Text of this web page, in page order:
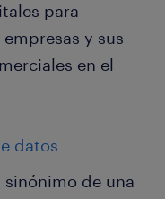
para
y sus
en el
datos
de una